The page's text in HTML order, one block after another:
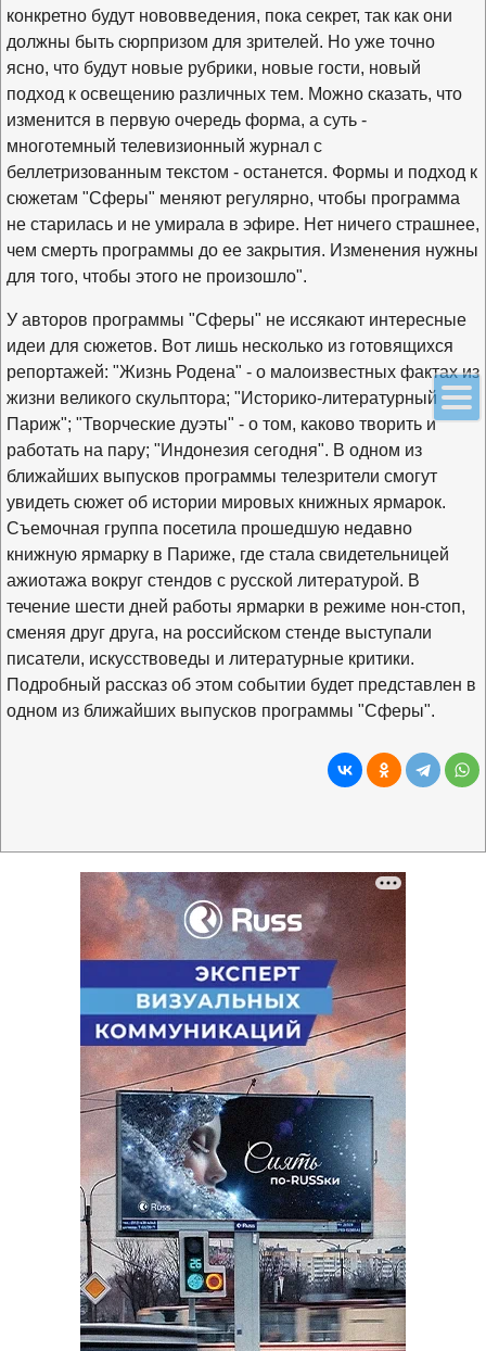
конкретно будут нововведения, пока секрет, так как они
должны быть сюрпризом для зрителей. Но уже точно
ясно, что будут новые рубрики, новые гости, новый
подход к освещению различных тем. Можно сказать, что
изменится в первую очередь форма, а суть -
многотемный телевизионный журнал с
беллетризованным текстом - останется. Формы и подход к
сюжетам "Сферы" меняют регулярно, чтобы программа
не старилась и не умирала в эфире. Нет ничего страшнее,
чем смерть программы до ее закрытия. Изменения нужны
для того, чтобы этого не произошло".
У авторов программы "Сферы" не иссякают интересные
идеи для сюжетов. Вот лишь несколько из готовящихся
репортажей: "Жизнь Родена" - о малоизвестных фактах из
жизни великого скульптора; "Историко-литературный
Париж"; "Творческие дуэты" - о том, каково творить и
работать на пару; "Индонезия сегодня". В одном из
ближайших выпусков программы телезрители смогут
увидеть сюжет об истории мировых книжных ярмарок.
Съемочная группа посетила прошедшую недавно
книжную ярмарку в Париже, где стала свидетельницей
ажиотажа вокруг стендов с русской литературой. В
течение шести дней работы ярмарки в режиме нон-стоп,
сменяя друг друга, на российском стенде выступали
писатели, искусствоведы и литературные критики.
Подробный рассказ об этом событии будет представлен в
одном из ближайших выпусков программы "Сферы".